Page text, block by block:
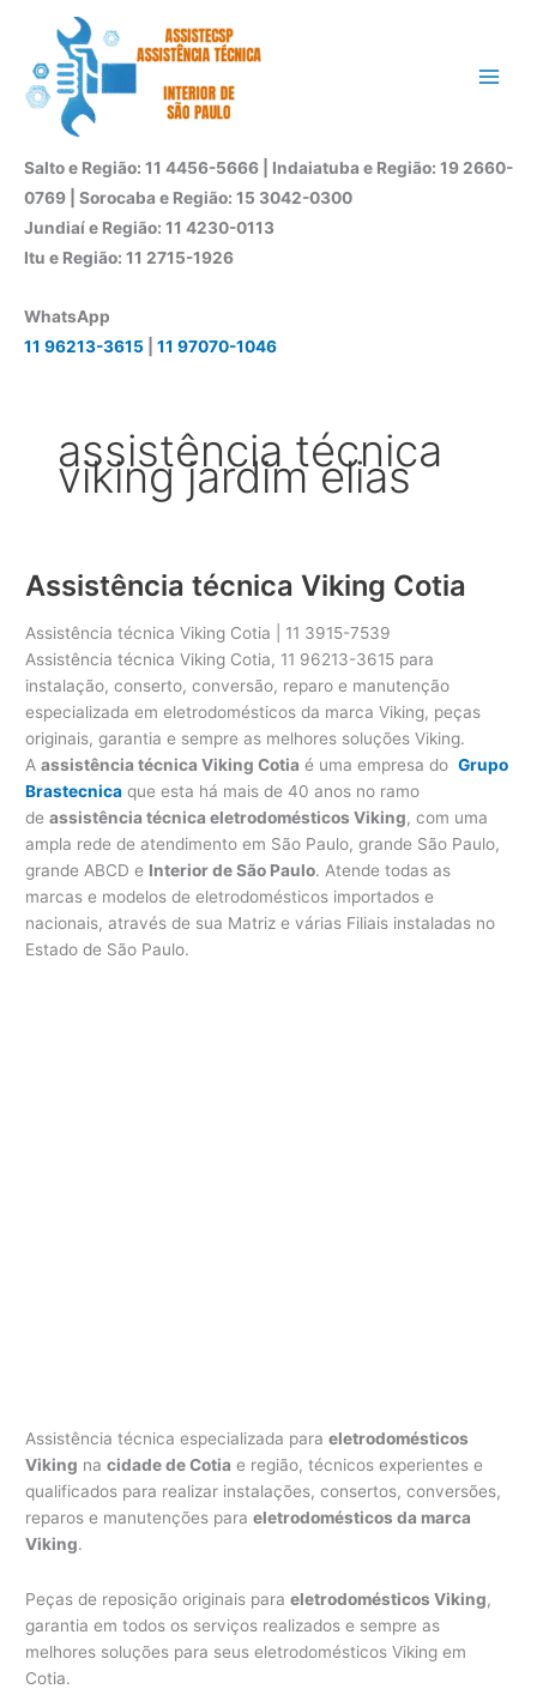
conteúdo
Salto e Região: 11 4456-5666 | Indaiatuba e Região: 19 2660-
0769 | Sorocaba e Região: 15 3042-0300
Jundiaí e Região: 11 4230-0113
Itu e Região: 11 2715-1926
WhatsApp
11 96213-3615
11 97070-1046
assistência técnica
viking jardim elias
Assistência técnica Viking Cotia
Assistência técnica Viking Cotia | 11 3915-7539
Assistência técnica Viking Cotia, 11 96213-3615 para
instalação, conserto, conversão, reparo e manutenção
especializada em eletrodomésticos da marca Viking, peças
originais, garantia e sempre as melhores soluções Viking.
Aassistência técnica Viking Cotia é uma empresa doGrupo
Brastecnica que esta há mais de 40 anos no ramo
deassistência técnica eletrodomésticos Viking, com uma
ampla rede de atendimento em São Paulo, grande São Paulo,
grande ABCD e Interior de São Paulo. Atende todas as
marcas e modelos de eletrodomésticos importados e
nacionais, através de sua Matriz e várias Filiais instaladas no
Estado de São Paulo.
Assistência técnica especializada paraeletrodomésticos
Viking nacidade de Cotia e região, técnicos experientes e
qualificados para realizar instalações, consertos, conversões,
reparos e manutenções paraeletrodomésticos da marca
Viking.
Peças de reposição originais paraeletrodomésticos Viking,
garantia em todos os serviços realizados e sempre as
melhores soluções para seus eletrodomésticos Viking em
Cotia.